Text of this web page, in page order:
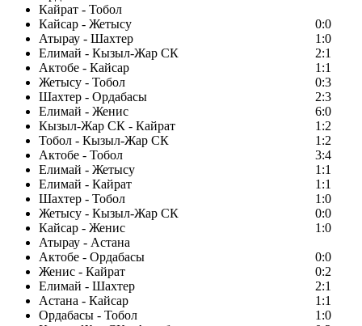
Кайрат - Тобол
Кайсар - Жетысу
0:0
Атырау - Шахтер
1:0
Елимай - Кызыл-Жар СК
2:1
Актобе - Кайсар
1:1
Жетысу - Тобол
0:3
Шахтер - Ордабасы
2:3
Елимай - Женис
6:0
Кызыл-Жар СК - Кайрат
1:2
Тобол - Кызыл-Жар СК
1:2
Актобе - Тобол
3:4
Елимай - Жетысу
1:1
Елимай - Кайрат
1:1
Шахтер - Тобол
1:0
Жетысу - Кызыл-Жар СК
0:0
Кайсар - Женис
1:0
Атырау - Астана
Актобе - Ордабасы
0:0
Женис - Кайрат
0:2
Елимай - Шахтер
2:1
Астана - Кайсар
1:1
Ордабасы - Тобол
1:0